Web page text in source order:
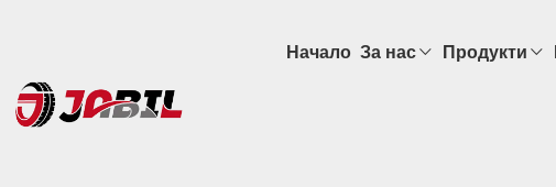
Начало За нас Продукти